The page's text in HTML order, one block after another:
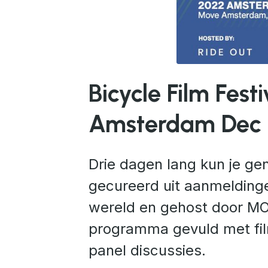
JPG
Bicycle Film
Amsterdam
Drie dagen lang kun je
gecureerd uit
wereld en gehost door
programma gevuld met
panel discussies.